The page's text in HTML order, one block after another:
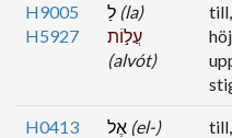
H9005
H5927
(la)
עֲל֣וֹת
(alvót)
H0413
(el-)